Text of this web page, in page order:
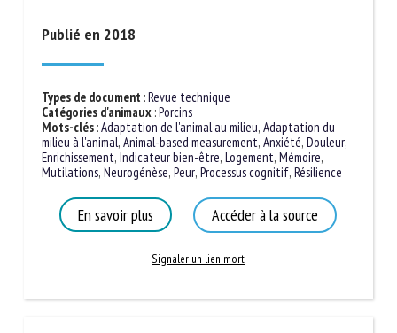
Publié en 2018
Types de document :Revue technique
Catégories d'animaux:Porcins
Mots-clés:Adaptation de l'animal au milieu, Adaptation du
milieu à l'animal, Animal-based measurement, Anxiété, Douleur,
Enrichissement, Indicateur bien-être, Logement, Mémoire,
Mutilations, Neurogénèse, Peur, Processus cognitif, Résilience
En savoir plus Accéder à la source
Signaler un lien mort